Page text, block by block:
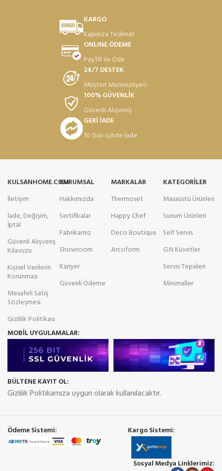
KARGO
Kapınıza Teslimat
ONLINE ÖDEME
PayTR ile Öde
24/7 DESTEK
Müşteri Memnuniyeti
100% GÜVENLİK
Güvenli Alışveriş
GERİ İADE
10 Gün içinde İade
KULSANHOME.COM
İletişim
İade, Değişim,
İptal
Güvenli Alışveriş
Kılavuzu
Kişisel Verilerin
Korunması
Mesafeli Satış
Sözleşmesi
Gizlilik Politikası
KURUMSAL
Hakkımızda
Sertifikalar
Fabrikamız
Showroom
Kariyer
Güvenli Ödeme
MARKALAR
Thermoset
Happy Chef
Deco Boutique
Arcoform
KATEGORILER
Masaüstü Ürünleri
Sunum Ürünleri
Self Servis
G.N Küvetler
Servis Tepsileri
Minimaller
MOBİL UYGULAMALAR:
BÜLTENE KAYIT OL:
Gizlilik Politikamıza uygun olarak kullanılacaktır.
Ödeme Sistemi: Kargo Sistemi:
Sosyal Medya Linklerimiz: